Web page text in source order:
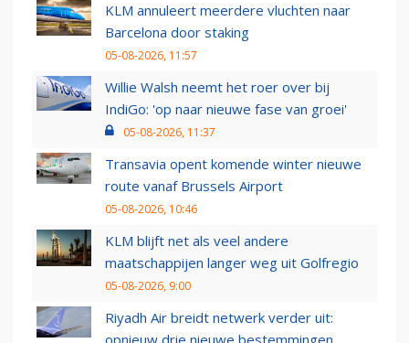
KLM annuleert meerdere vluchten naar
Barcelona door staking
05-08-2026, 11:57
Willie Walsh neemt het roer over bij
IndiGo: 'op naar nieuwe fase van groei'
05-08-2026, 11:37
Transavia opent komende winter nieuwe
route vanaf Brussels Airport
05-08-2026, 10:46
KLM blijft net als veel andere
maatschappijen langer weg uit Golfregio
05-08-2026, 9:00
Riyadh Air breidt netwerk verder uit: